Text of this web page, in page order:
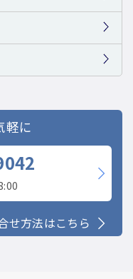
軽に
せ方法はこちら